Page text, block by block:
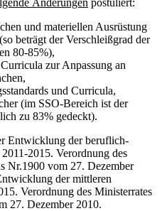
und materiellen Ausrüstung
beträgt der Verschleißgrad der
80-85%),
zur Anpassung an
und Curricula,
(im SSO-Bereich ist der
zu 83% gedeckt).
Entwicklung der beruflich-
2015. Verordnung des
Nr.1900 vom 27. Dezember
der mittleren
Verordnung des Ministerrates
27. Dezember 2010.